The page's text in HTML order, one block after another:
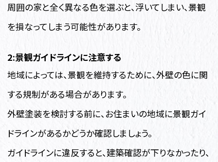
周囲の家と全く異なる色を選ぶと、浮いてしまい、景観
を損なってしまう可能性があります。
2:景観ガイドラインに注意する
地域によっては、景観を維持するために、外壁の色に関
する規制がある場合があります。
外壁塗装を検討する前に、お住まいの地域に景観ガイ
ドラインがあるかどうか確認しましょう。
ガイドラインに違反すると、建築確認が下りなかったり、